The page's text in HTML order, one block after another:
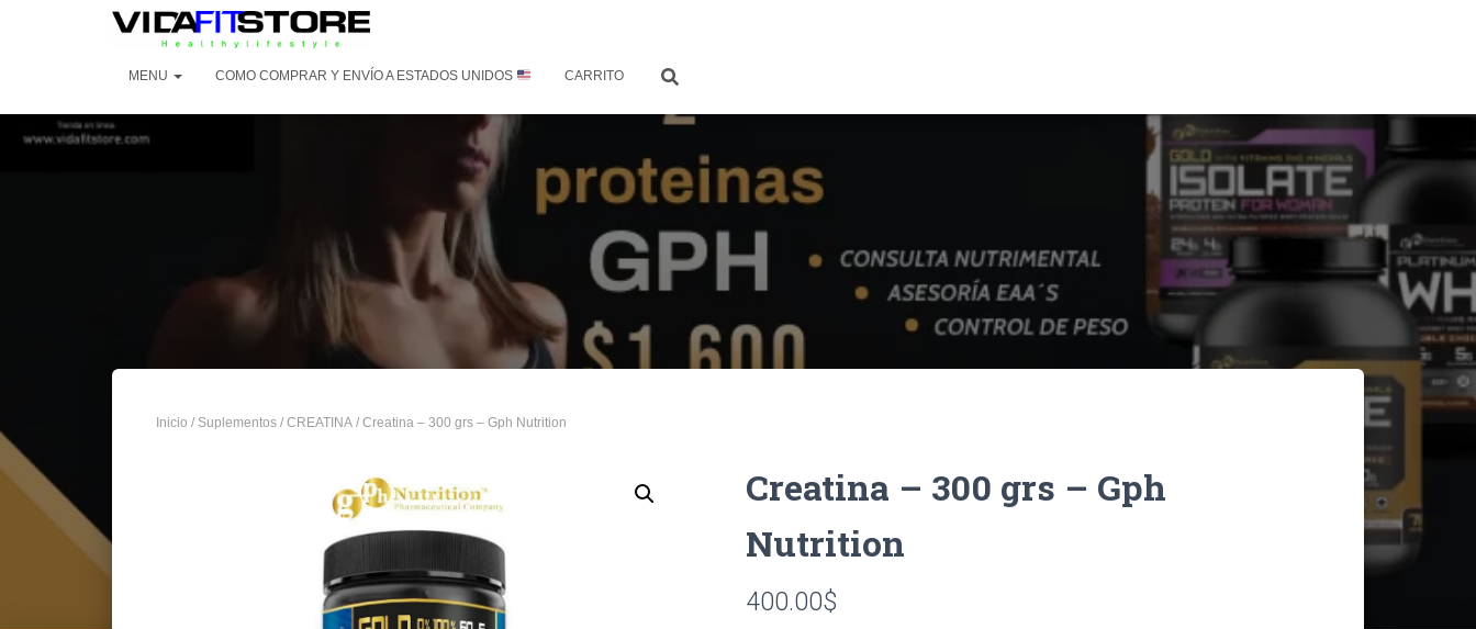
MENU COMO COMPRAR Y ENVÍO A ESTADOS UNIDOS CARRITO
Inicio / Suplementos / CREATINA / Creatina – 300 grs – Gph Nutrition
Creatina – 300 grs – Gph
Nutrition
400.00$